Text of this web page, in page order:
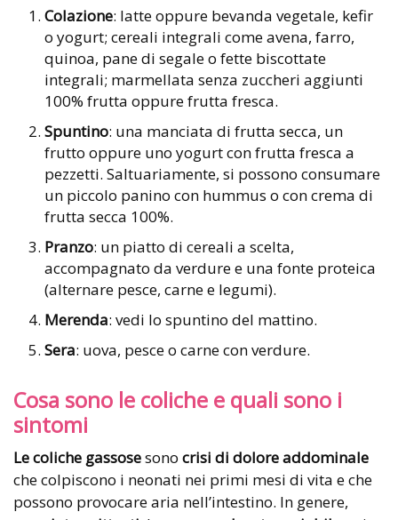
Colazione: latte oppure bevanda vegetale, kefir
o yogurt; cereali integrali come avena, farro,
quinoa, pane di segale o fette biscottate
integrali; marmellata senza zuccheri aggiunti
100% frutta oppure frutta fresca.
Spuntino: una manciata di frutta secca, un
frutto oppure uno yogurt con frutta fresca a
pezzetti. Saltuariamente, si possono consumare
un piccolo panino con hummus o con crema di
frutta secca 100%.
Pranzo: un piatto di cereali a scelta,
accompagnato da verdure e una fonte proteica
(alternare pesce, carne e legumi).
Merenda: vedi lo spuntino del mattino.
Sera: uova, pesce o carne con verdure.
Cosa sono le coliche e quali sono i
sintomi
Le coliche gassosesono crisi di dolore addominale
che colpiscono i neonati nei primi mesi di vita e che
possono provocare aria nell’intestino. In genere,